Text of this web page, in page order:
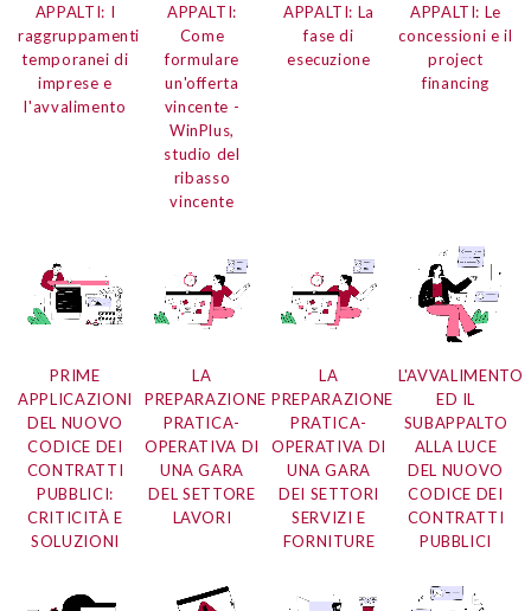
APPALTI: I
raggruppamenti
temporanei di
imprese e
l'avvalimento
APPALTI:
Come
formulare
un'offerta
vincente -
WinPlus,
studio del
ribasso
vincente
APPALTI: La
fase di
esecuzione
APPALTI: Le
concessioni e il
project
financing
PRIME
APPLICAZIONI
DEL NUOVO
CODICE DEI
CONTRATTI
PUBBLICI:
CRITICITÀ E
SOLUZIONI
LA
PREPARAZIONE
PRATICA-
OPERATIVA DI
UNA GARA
DEL SETTORE
LAVORI
LA
PREPARAZIONE
PRATICA-
OPERATIVA DI
UNA GARA
DEI SETTORI
SERVIZI E
FORNITURE
L'AVVALIMENTO
ED IL
SUBAPPALTO
ALLA LUCE
DEL NUOVO
CODICE DEI
CONTRATTI
PUBBLICI